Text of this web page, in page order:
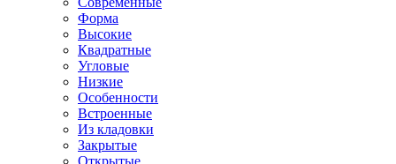
Форма
Высокие
Квадратные
Угловые
Низкие
Особенности
Встроенные
Из кладовки
Закрытые
Открытые